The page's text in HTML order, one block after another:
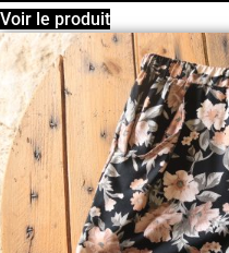
Voir le produit